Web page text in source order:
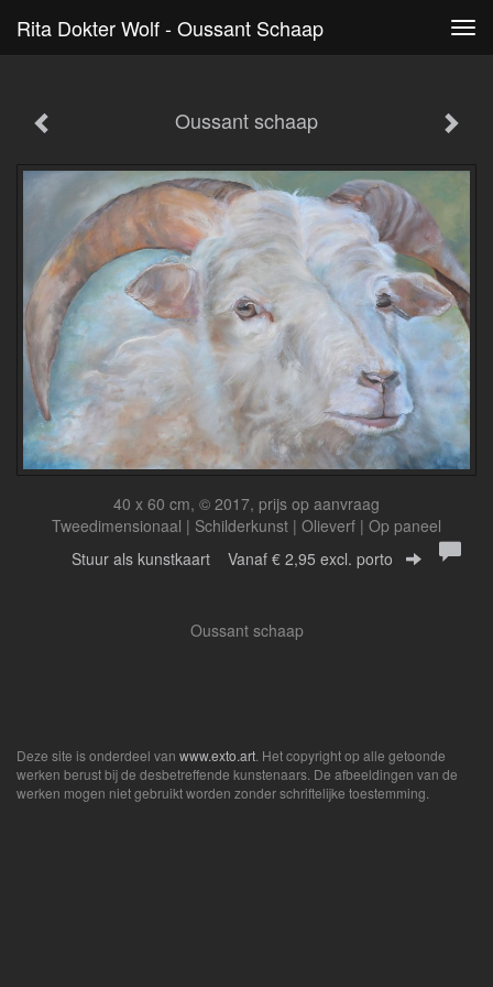
Rita Dokter Wolf - Oussant Schaap
Oussant schaap
40 x 60 cm, © 2017, prijs op aanvraag
Tweedimensionaal | Schilderkunst | Olieverf | Op paneel
Stuur als kunstkaart Vanaf € 2,95 excl. porto
Oussant schaap
Deze site is onderdeel van www.exto.art . Het copyright op alle getoonde
werken berust bij de desbetreffende kunstenaars. De afbeeldingen van de
werken mogen niet gebruikt worden zonder schriftelijke toestemming.